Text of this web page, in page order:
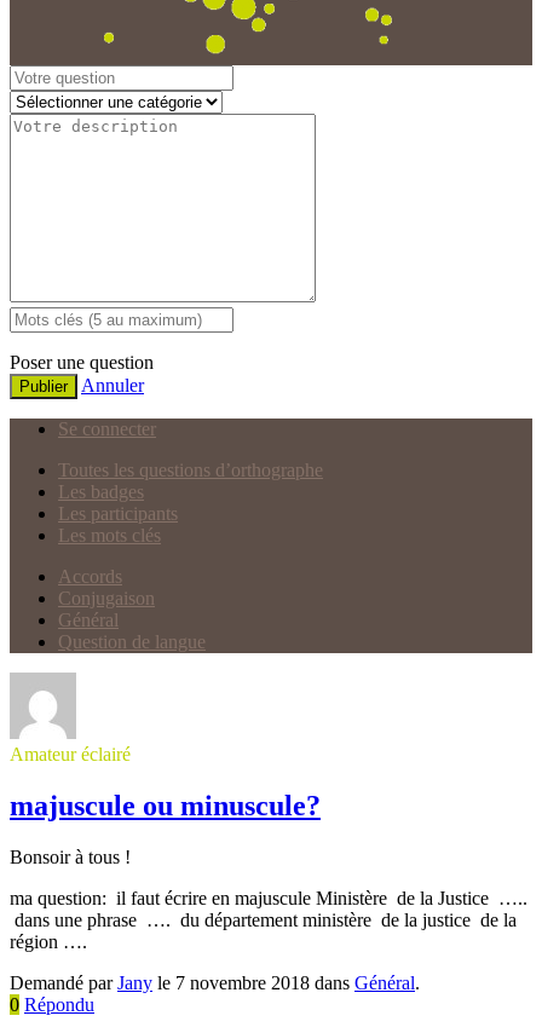
Poser une question
Publier Annuler
Se connecter
Toutes les questions d’orthographe
Les badges
Les participants
Les mots clés
Accords
Conjugaison
Général
Question de langue
Amateur éclairé
majuscule ou minuscule?
Bonsoir à tous !
ma question: il faut écrire en majuscule Ministère de la Justice …..
dans une phrase …. du département ministère de la justice de la
région ….
Demandé parJany le 7 novembre 2018 dans Général.
0 Répondu